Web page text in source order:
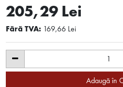
205,29 Lei
Fără TVA: 169,66 Lei
Adaugă în